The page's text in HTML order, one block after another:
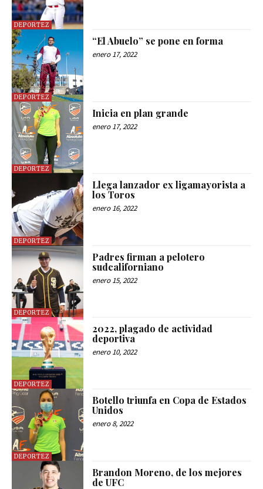
DEPORTEZ
DEPORTEZ
“El Abuelo” se pone en forma
enero 17, 2022
DEPORTEZ
Inicia en plan grande
enero 17, 2022
DEPORTEZ
Llega lanzador ex ligamayorista a
los Toros
enero 16, 2022
DEPORTEZ
Padres firman a pelotero
sudcaliforniano
enero 15, 2022
DEPORTEZ
2022, plagado de actividad
deportiva
enero 10, 2022
DEPORTEZ
Botello triunfa en Copa de Estados
Unidos
enero 8, 2022
Brandon Moreno, de los mejores
de UFC